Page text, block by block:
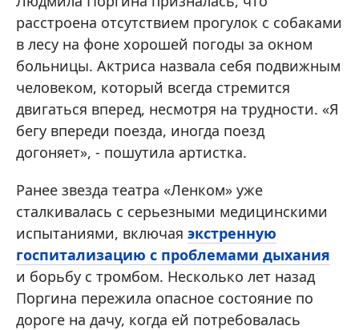
расстроена отсутствием прогулок с собаками
в лесу на фоне хорошей погоды за окном
больницы. Актриса назвала себя подвижным
человеком, который всегда стремится
двигаться вперед, несмотря на трудности. «Я
бегу впереди поезда, иногда поезд
догоняет», - пошутила артистка.
Ранее звезда театра «Ленком» уже
сталкивалась с серьезными медицинскими
испытаниями, включая экстренную
госпитализацию с проблемами дыхания
и борьбу с тромбом. Несколько лет назад
Поргина пережила опасное состояние по
дороге на дачу, когда ей потребовалась